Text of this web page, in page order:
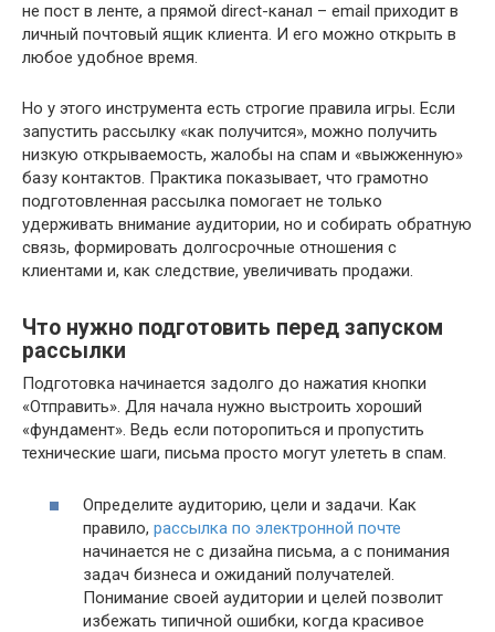
не пост в ленте, а прямой direct-канал – email приходит в
личный почтовый ящик клиента. И его можно открыть в
любое удобное время.
Но у этого инструмента есть строгие правила игры. Если
запустить рассылку «как получится», можно получить
низкую открываемость, жалобы на спам и «выжженную»
базу контактов. Практика показывает, что грамотно
подготовленная рассылка помогает не только
удерживать внимание аудитории, но и собирать обратную
связь, формировать долгосрочные отношения с
клиентами и, как следствие, увеличивать продажи.
Что нужно подготовить перед запуском
рассылки
Подготовка начинается задолго до нажатия кнопки
«Отправить». Для начала нужно выстроить хороший
«фундамент». Ведь если поторопиться и пропустить
технические шаги, письма просто могут улететь в спам.
Определите аудиторию, цели и задачи. Как
правило, рассылка по электронной почте
начинается не с дизайна письма, а с понимания
задач бизнеса и ожиданий получателей.
Понимание своей аудитории и целей позволит
избежать типичной ошибки, когда красивое